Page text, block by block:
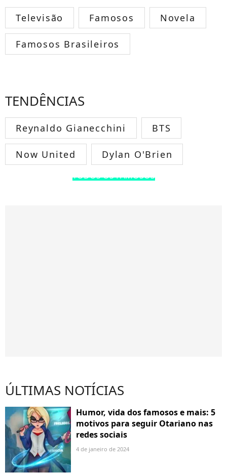
Televisão Famosos Novela
Famosos Brasileiros
TENDÊNCIAS
Reynaldo Gianecchini BTS
Now United Dylan O'Brien
TODOS OS FAMOSOS
ÚLTIMAS NOTÍCIAS
Humor, vida dos famosos e mais: 5
motivos para seguir Otariano nas
redes sociais
4 de janeiro de 2024